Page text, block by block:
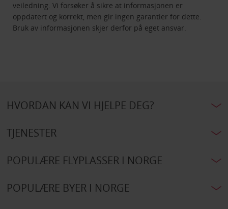
veiledning. Vi forsøker å sikre at informasjonen er
oppdatert og korrekt, men gir ingen garantier for dette.
Bruk av informasjonen skjer derfor på eget ansvar.
HVORDAN KAN VI HJELPE DEG?
TJENESTER
POPULÆRE FLYPLASSER I NORGE
POPULÆRE BYER I NORGE